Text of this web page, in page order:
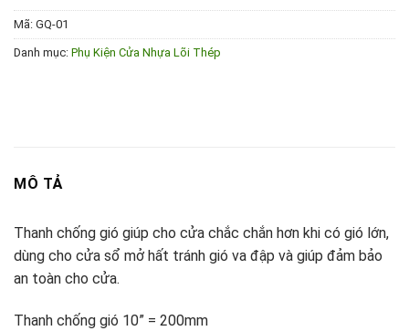
Mã: GQ-01
Danh mục: Phụ Kiện Cửa Nhựa Lõi Thép
MÔ TẢ
Thanh chống gió giúp cho cửa chắc chắn hơn khi có gió lớn,
dùng cho cửa sổ mở hất tránh gió va đập và giúp đảm bảo
an toàn cho cửa.
Thanh chống gió 10” = 200mm